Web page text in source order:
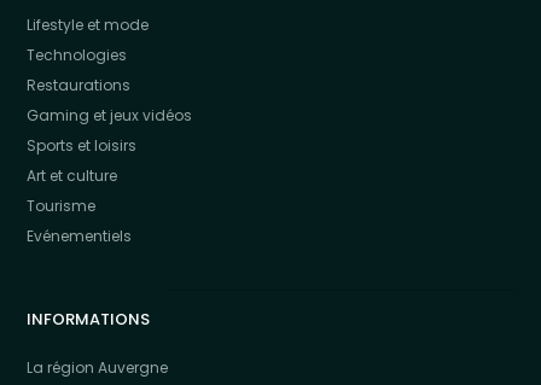
Lifestyle et mode
Technologies
Restaurations
Gaming et jeux vidéos
Sports et loisirs
Art et culture
Tourisme
Evénementiels
INFORMATIONS
La région Auvergne